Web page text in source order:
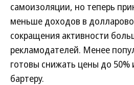
самоизоляции, но теперь
меньше доходов в
сокращения активности
рекламодателей. Менее
готовы снижать цены до 50%
бартеру.